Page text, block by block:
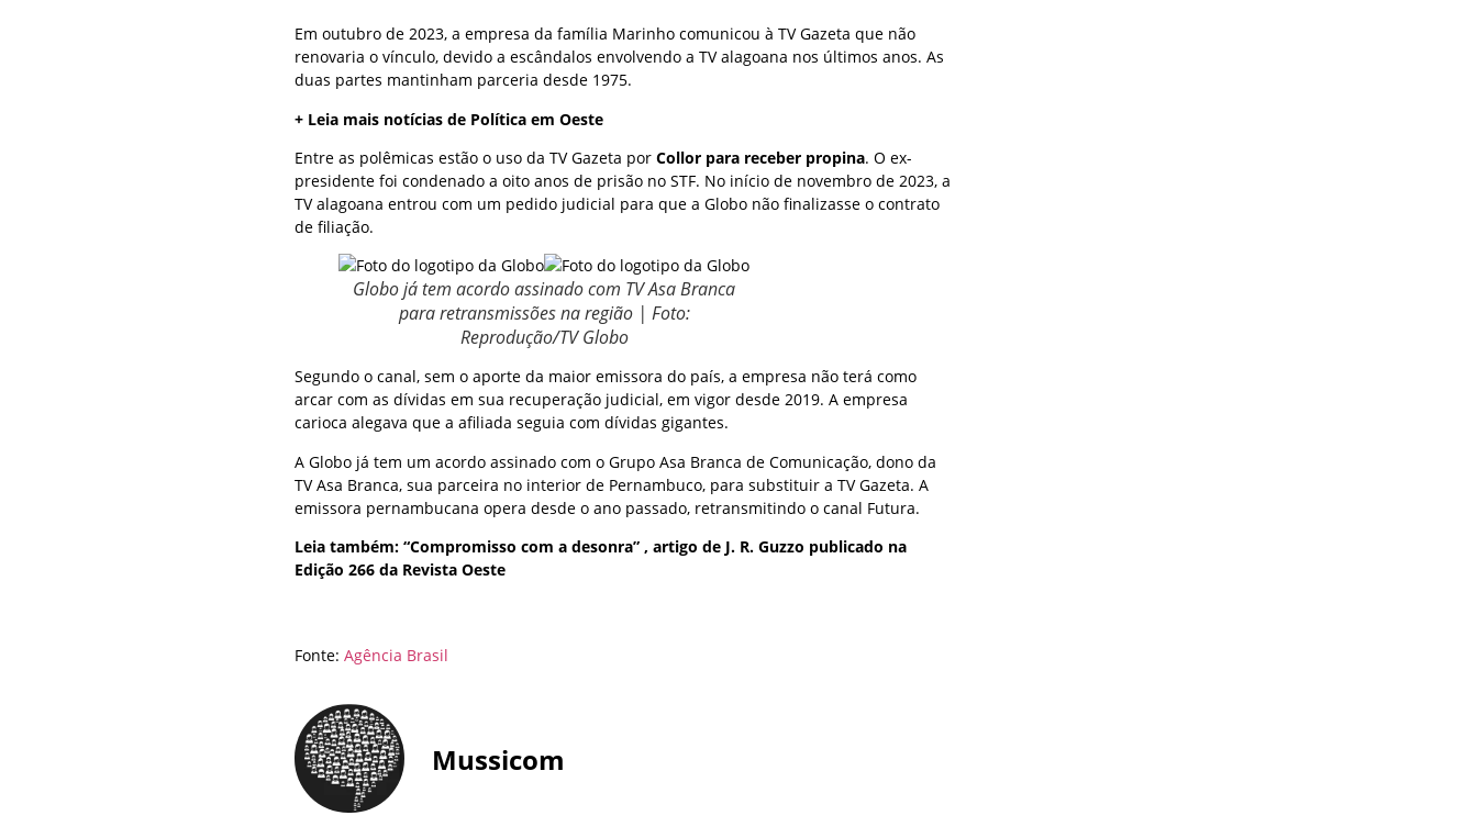
Em outubro de 2023, a empresa da família Marinho comunicou à TV Gazeta que não
renovaria o vínculo, devido a escândalos envolvendo a TV alagoana nos últimos anos. As
duas partes mantinham parceria desde 1975.
+ Leia mais notícias de Política em Oeste
Entre as polêmicas estão o uso da TV Gazeta por Collor para receber propina. O ex-
presidente foi condenado a oito anos de prisão no STF. No início de novembro de 2023, a
TV alagoana entrou com um pedido judicial para que a Globo não finalizasse o contrato
de filiação.
Globo já tem acordo assinado com TV Asa Branca
para retransmissões na região | Foto:
Reprodução/TV Globo
Segundo o canal, sem o aporte da maior emissora do país, a empresa não terá como
arcar com as dívidas em sua recuperação judicial, em vigor desde 2019. A empresa
carioca alegava que a afiliada seguia com dívidas gigantes.
A Globo já tem um acordo assinado com o Grupo Asa Branca de Comunicação, dono da
TV Asa Branca, sua parceira no interior de Pernambuco, para substituir a TV Gazeta. A
emissora pernambucana opera desde o ano passado, retransmitindo o canal Futura.
Leia também: “Compromisso com a desonra” , artigo de J. R. Guzzo publicado na
Edição 266 da Revista Oeste
Fonte: Agência Brasil
Mussicom